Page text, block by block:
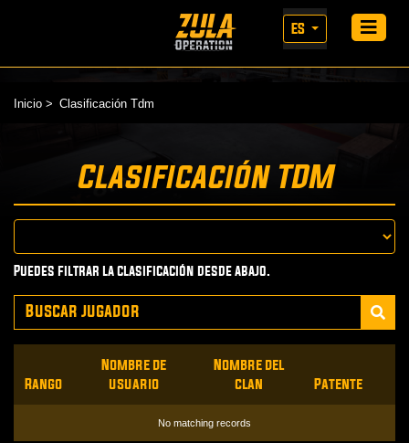
ES
Inicio Clasificación Tdm
Clasificación TDM
Puedes filtrar la clasificación desde abajo.
Rango
Nombre de
usuario
Nombre del
clan
Patente
No matching records